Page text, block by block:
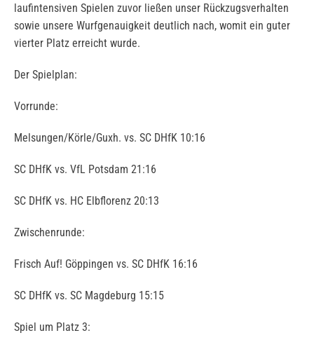
laufintensiven Spielen zuvor ließen unser Rückzugsverhalten
sowie unsere Wurfgenauigkeit deutlich nach, womit ein guter
vierter Platz erreicht wurde.
Der Spielplan:
Vorrunde:
Melsungen/Körle/Guxh. vs. SC DHfK 10:16
SC DHfK vs. VfL Potsdam 21:16
SC DHfK vs. HC Elbflorenz 20:13
Zwischenrunde:
Frisch Auf! Göppingen vs. SC DHfK 16:16
SC DHfK vs. SC Magdeburg 15:15
Spiel um Platz 3: